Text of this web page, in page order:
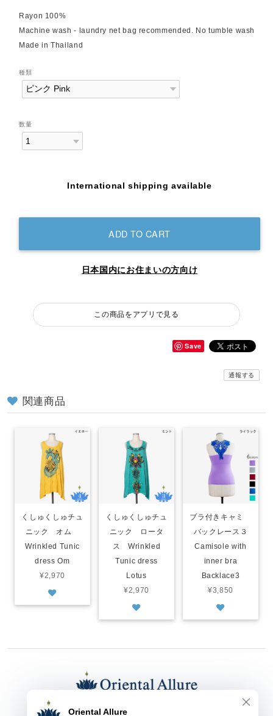
Rayon 100%
Machine wash - laundry net bag recommended. No tumble wash
Made in Thailand
種類
数量
International shipping available
ADD TO CART
日本国内にお住まいの方向け
この商品をアプリで見る
Save
通報する
関連商品
くしゅくしゅチュ
ニック オム
Wrinkled Tunic
dress Om
¥2,970
くしゅくしゅチュ
ニック ロータ
ス Wrinkled
Tunic dress
Lotus
¥2,970
ブラ付きキャミ
バックレース３
Camisole with
inner bra
Backlace3
¥3,850
東京都渋谷区上原１-３-９ オリエンタル アルーア